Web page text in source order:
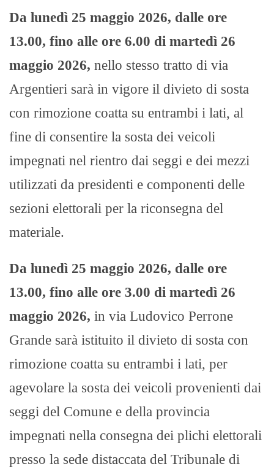
Da lunedì 25 maggio 2026, dalle ore
13.00, fino alle ore 6.00 di martedì 26
maggio 2026, nello stesso tratto di via
Argentieri sarà in vigore il divieto di sosta
con rimozione coatta su entrambi i lati, al
fine di consentire la sosta dei veicoli
impegnati nel rientro dai seggi e dei mezzi
utilizzati da presidenti e componenti delle
sezioni elettorali per la riconsegna del
materiale.
Da lunedì 25 maggio 2026, dalle ore
13.00, fino alle ore 3.00 di martedì 26
maggio 2026, in via Ludovico Perrone
Grande sarà istituito il divieto di sosta con
rimozione coatta su entrambi i lati, per
agevolare la sosta dei veicoli provenienti dai
seggi del Comune e della provincia
impegnati nella consegna dei plichi elettorali
presso la sede distaccata del Tribunale di